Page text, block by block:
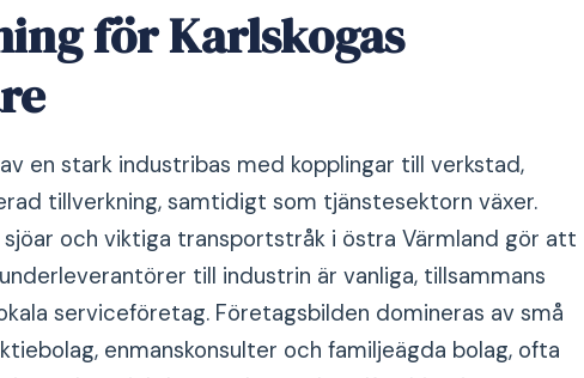
för Karlskogas
en stark industribas med kopplingar till verkstad,
tillverkning, samtidigt som tjänstesektorn växer.
sjöar och viktiga transportstråk i östra Värmland gör att
till industrin är vanliga, tillsammans
serviceföretag. Företagsbilden domineras av små
enmanskonsulter och familjeägda bolag, ofta